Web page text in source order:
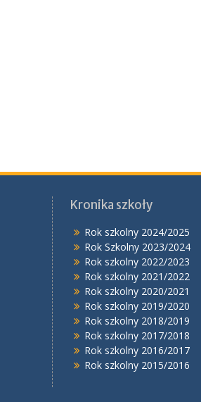
Kronika szkoły
Rok szkolny 2024/2025
Rok Szkolny 2023/2024
Rok szkolny 2022/2023
Rok szkolny 2021/2022
Rok szkolny 2020/2021
Rok szkolny 2019/2020
Rok szkolny 2018/2019
Rok szkolny 2017/2018
Rok szkolny 2016/2017
Rok szkolny 2015/2016